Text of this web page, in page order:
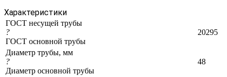
Характеристики
ГОСТ несущей трубы
?
ГОСТ основной трубы
20295
Диаметр трубы, мм
?
Диаметр основной трубы
48